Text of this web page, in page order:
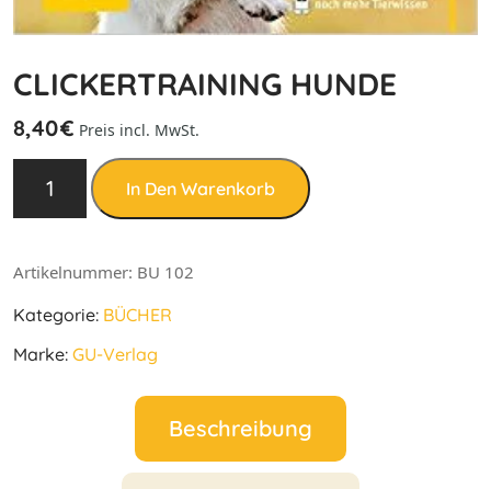
CLICKERTRAINING HUNDE
8,40€ Preis incl. MwSt.
In Den Warenkorb
Artikelnummer: BU 102
Kategorie: BÜCHER
Marke: GU-Verlag
Beschreibung